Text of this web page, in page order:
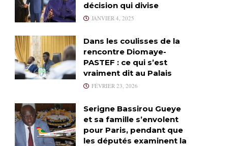
décision qui divise
JANVIER 4, 2025
Dans les coulisses de la
rencontre Diomaye-
PASTEF : ce qui s’est
vraiment dit au Palais
FÉVRIER 23, 2026
Serigne Bassirou Gueye
et sa famille s’envolent
pour Paris, pendant que
les députés examinent la